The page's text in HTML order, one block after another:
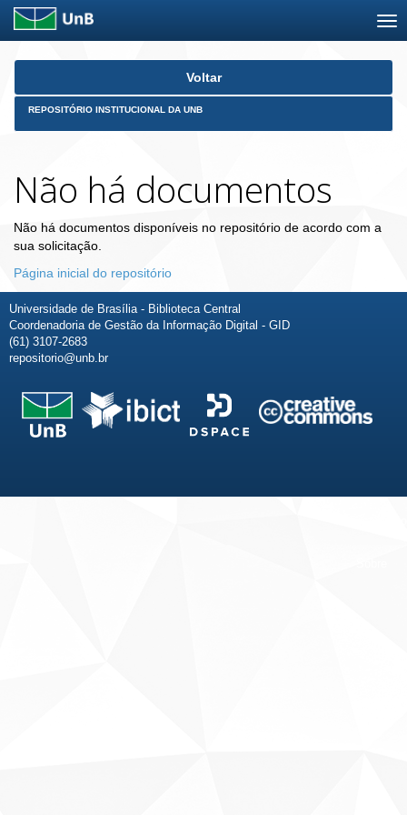
Skip
Voltar
REPOSITÓRIO INSTITUCIONAL DA UNB
Não há documentos
Não há documentos disponíveis no repositório de acordo com a
sua solicitação.
Página inicial do repositório
Universidade de Brasília - Biblioteca Central
Coordenadoria de Gestão da Informação Digital - GID
(61) 3107-2683
repositorio@unb.br